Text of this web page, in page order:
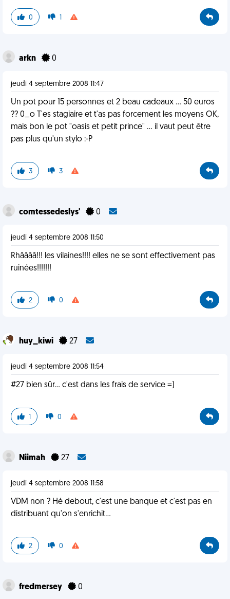
0 1
arkn 0
jeudi 4 septembre 2008 11:47
Un pot pour 15 personnes et 2 beau cadeaux ... 50 euros
?? 0_o T'es stagiaire et t'as pas forcement les moyens OK,
mais bon le pot "oasis et petit prince" ... il vaut peut être
pas plus qu'un stylo :-P
3 3
comtessedeslys' 0
jeudi 4 septembre 2008 11:50
Rhââââ!!! les vilaines!!!! elles ne se sont effectivement pas
ruinées!!!!!!!
2 0
huy_kiwi 27
jeudi 4 septembre 2008 11:54
#27 bien sûr... c'est dans les frais de service =)
1 0
Niimah 27
jeudi 4 septembre 2008 11:58
VDM non ? Hé debout, c'est une banque et c'est pas en
distribuant qu'on s'enrichit...
2 0
fredmersey 0